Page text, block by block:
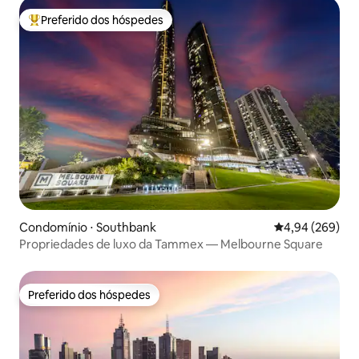
Entre os melhores preferidos dos hóspedes
Preferido dos hóspedes
Condomínio ⋅ Southbank 4,94 de uma
4,94 (269)
Propriedades de luxo da Tammex — Melbourne Square
Preferido dos hóspedes
Preferido dos hóspedes